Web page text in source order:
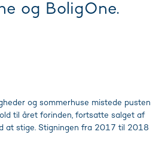
og BoligOne.
og sommerhuse mistede pusten
til året forinden, fortsatte salget af
at stige. Stigningen fra 2017 til 2018